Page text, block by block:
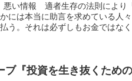
悪い情報 適者生存の法則により
には本当に助言を求めている人
う。それは必ずしもお金ではなく
ブ『投資を生き抜くため